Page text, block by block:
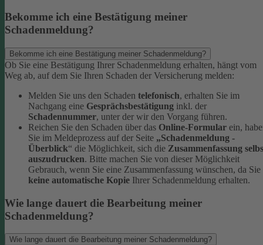
Bekomme ich eine Bestätigung meiner
Schadenmeldung?
Bekomme ich eine Bestätigung meiner Schadenmeldung?
Ob Sie eine Bestätigung Ihrer Schadenmeldung erhalten, hängt vom
Weg ab, auf dem Sie Ihren Schaden der Versicherung melden:
Melden Sie uns den Schaden telefonisch, erhalten Sie im
Nachgang eine Gesprächsbestätigung inkl. der
Schadennummer, unter der wir den Vorgang führen.
Reichen Sie den Schaden über das Online-Formular ein,
Sie im Meldeprozess auf der Seite „Schadenmeldung -
Überblick“ die Möglichkeit, sich die Zusammenfassung
auszudrucken. Bitte machen Sie von dieser Möglichkeit
Gebrauch, wenn Sie eine Zusammenfassung wünschen, da Sie
keine automatische Kopie Ihrer Schadenmeldung erhalten.
Wie lange dauert die Bearbeitung meiner
Schadenmeldung?
Wie lange dauert die Bearbeitung meiner Schadenmeldung?